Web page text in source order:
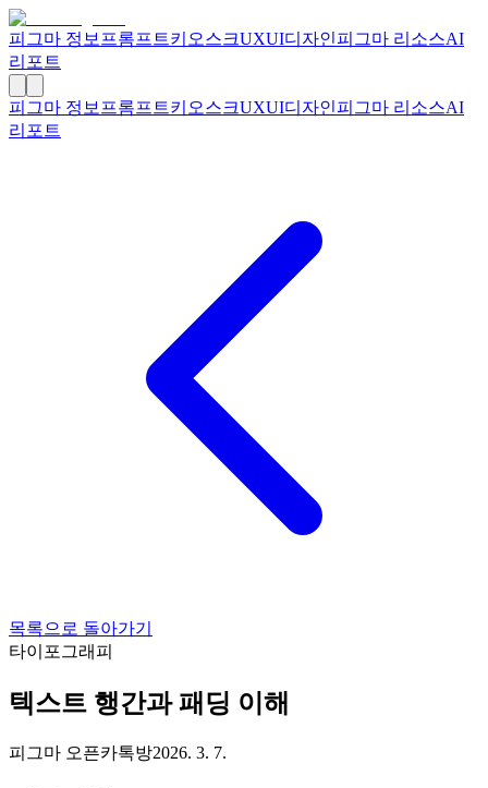
피그마 정보 프롬프트키오스크UXUI디자인피그마 리소스AI
리포트
피그마 정보 프롬프트키오스크UXUI디자인피그마 리소스AI
리포트
목록으로 돌아가기
타이포그래피
텍스트 행간과 패딩 이해
피그마 오픈카톡방2026. 3. 7.